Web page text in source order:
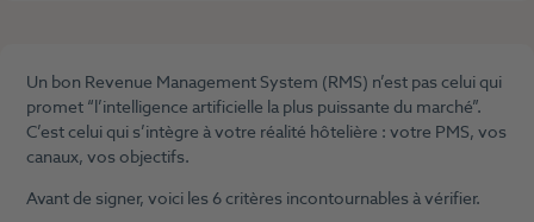
Un bon Revenue Management System (RMS) n’est pas celui qui
promet “l’intelligence artificielle la plus puissante du marché”.
C’est celui qui s’intègre à votre réalité hôtelière : votre PMS, vos
canaux, vos objectifs.
Avant de signer, voici les 6 critères incontournables à vérifier.